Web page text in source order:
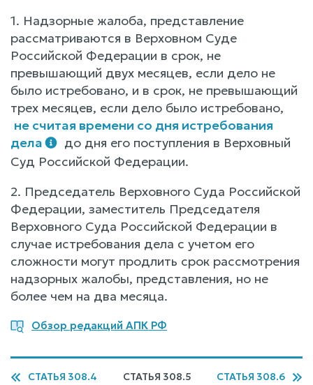
1. Надзорные жалоба, представление
рассматриваются в Верховном Суде
Российской Федерации в срок, не
превышающий двух месяцев, если дело не
было истребовано, и в срок, не превышающий
трех месяцев, если дело было истребовано,
не считая времени со дня истребования
дела
до дня его поступления в Верховный
Суд Российской Федерации.
2. Председатель Верховного Суда Российской
Федерации, заместитель Председателя
Верховного Суда Российской Федерации в
случае истребования дела с учетом его
сложности могут продлить срок рассмотрения
надзорных жалобы, представления, но не
более чем на два месяца.
Обзор редакций АПК РФ
СТАТЬЯ 308.4 СТАТЬЯ 308.5 СТАТЬЯ 308.6